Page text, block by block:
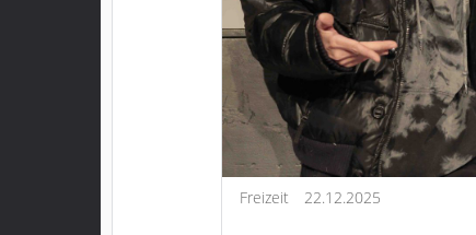
Freizeit 22.12.2025